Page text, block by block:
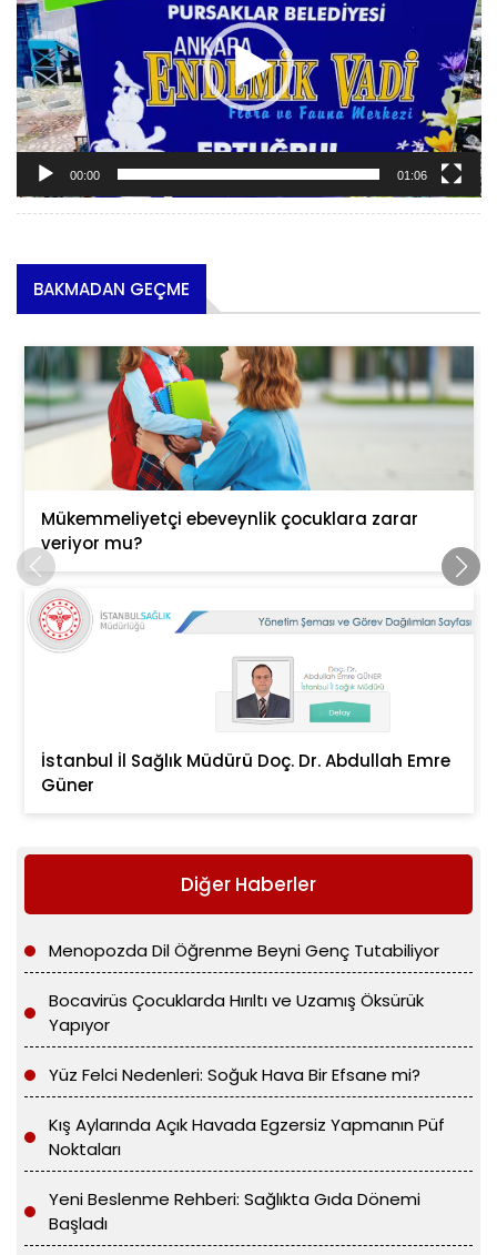
00:00 01:06
BAKMADAN GEÇME
Mükemmeliyetçi ebeveynlik çocuklara zarar
veriyor mu?
İstanbul İl Sağlık Müdürü Doç. Dr. Abdullah Emre
Güner
Diğer Haberler
Menopozda Dil Öğrenme Beyni Genç Tutabiliyor
Bocavirüs Çocuklarda Hırıltı ve Uzamış Öksürük
Yapıyor
Yüz Felci Nedenleri: Soğuk Hava Bir Efsane mi?
Kış Aylarında Açık Havada Egzersiz Yapmanın Püf
Noktaları
Yeni Beslenme Rehberi: Sağlıkta Gıda Dönemi
Başladı